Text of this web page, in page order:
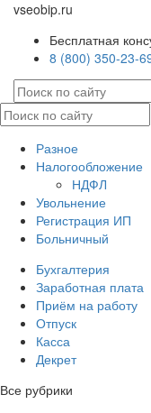
vseobip.ru
Бесплатная
8 (800) 350-23-
Разное
Налогообложение
НДФЛ
Увольнение
Регистрация ИП
Больничный
Бухгалтерия
Заработная плата
Приём на работу
Отпуск
Касса
Декрет
Все рубрики